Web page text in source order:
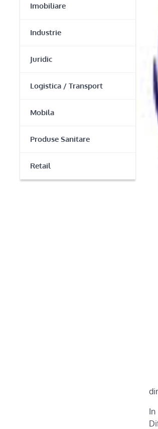
Imobiliare
Industrie
Juridic
Logistica / Transport
Mobila
Produse Sanitare
Retail